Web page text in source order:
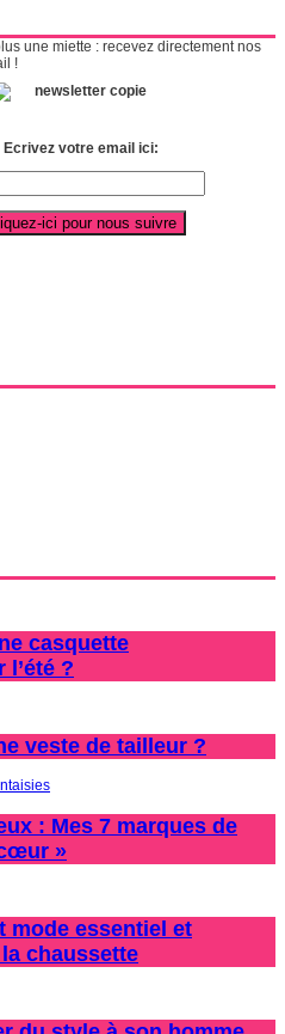
une miette : recevez directement nos
!
Ecrivez votre email ici:
casquette
l’été ?
veste de tailleur ?
: Mes 7 marques de
»
mode essentiel et
chaussette